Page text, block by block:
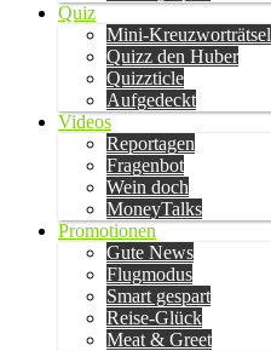
Quiz
Mini-Kreuzworträtsel
Quizz den Huber
Quizzticle
Aufgedeckt
Videos
Reportagen
Fragenbot
Wein doch
MoneyTalks
Promotionen
Gute News
Flugmodus
Smart gespart
Reise-Glück
Meat & Greet